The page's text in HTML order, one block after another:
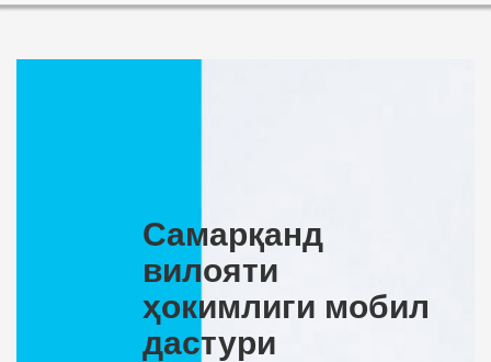
Самарқанд
вилояти
ҳокимлиги мобил
дастури